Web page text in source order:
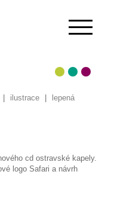
ilustrace
lepená
cd ostravské kapely.
logo Safari a návrh